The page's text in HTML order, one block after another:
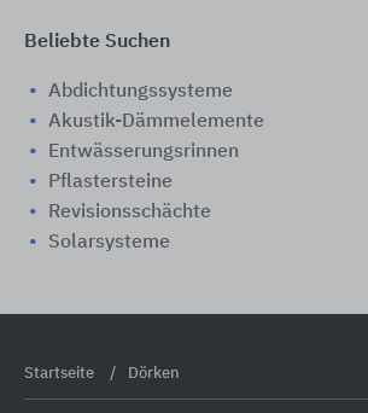
Beliebte Suchen
Abdichtungssysteme
Akustik-Dämmelemente
Entwässerungsrinnen
Pflastersteine
Revisionsschächte
Solarsysteme
Startseite Dörken